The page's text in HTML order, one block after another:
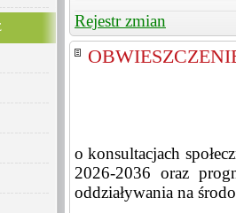
Rejestr zmian
o konsultacjach
2026-2036 oraz
oddziaływania na